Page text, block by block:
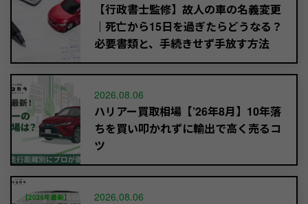
【行政書士監修】故人の車の名義変更
｜死亡から15日を過ぎたらどうなる？
必要書類と、手続きせず手放す方法
2026.08.06
ハリアー買取相場【’26年8月】10年落
ちを買い叩かれずに輸出で高く売るコ
ツ
2026.08.06